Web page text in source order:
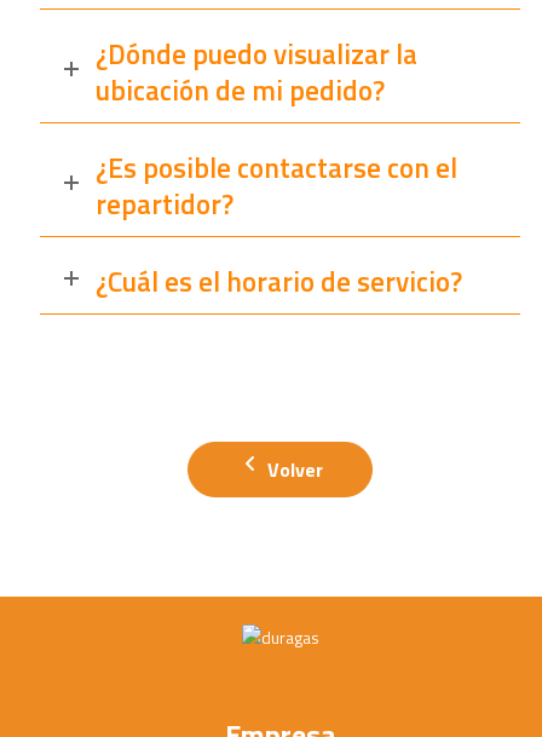
¿Dónde puedo visualizar la
ubicación de mi pedido?
¿Es posible contactarse con el
repartidor?
¿Cuál es el horario de servicio?
Volver